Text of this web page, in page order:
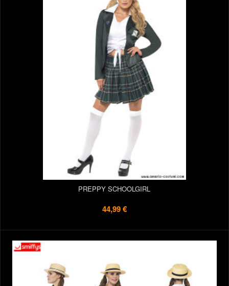
PREPPY SCHOOLGIRL
44,99 €